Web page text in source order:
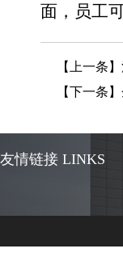
面，员工
【上一条】
【下一条】
友情链接 LINKS